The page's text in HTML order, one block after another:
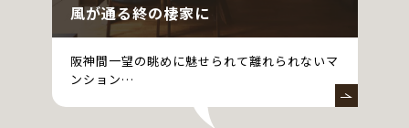
風が通る終の棲家に
阪神間一望の眺めに魅せられて離れられないマ
ンション…